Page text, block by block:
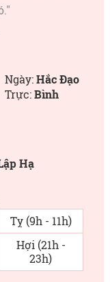
Ngày:Hắc Đạo
Trực:Bình
Hạ
Tỵ (9h - 11h)
Hợi (21h -
23h)